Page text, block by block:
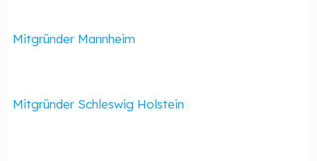
Mitgründer Mannheim
Mitgründer Schleswig Holstein